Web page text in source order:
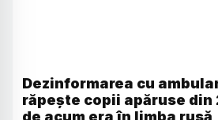
Dezinformarea cu
răpește copii apăruse din
de acum era în limba